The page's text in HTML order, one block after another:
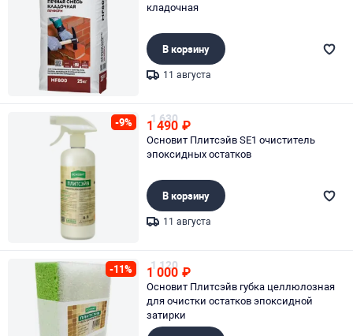
кладочная
В корзину
11 августа
-9% 1 630
1 490 ₽
Основит Плитсэйв SЕ1 очиститель
эпоксидных остатков
В корзину
11 августа
-11% 1 120
1 000 ₽
Основит Плитсэйв губка целлюлозная
для очистки остатков эпоксидной
затирки